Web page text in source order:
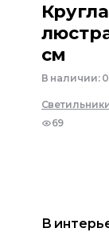
см
В наличии: 0
69
В